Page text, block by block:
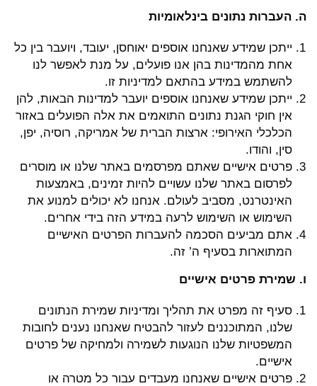
ה. העברות נתונים בינלאומיות
ייתכן שמידע שאנחנו אוספים יאוחסן, יעובד, ויועבר בין כל
אחת מהמדינות בהן אנו פועלים, על מנת לאפשר לנו
להשתמש במידע בהתאם למדיניות זו.
ייתכן שמידע שאנחנו אוספים יועבר למדינות הבאות, להן
אין חוקי הגנת נתונים התואמים את אלה הפועלים באזור
הכלכלי האירופי: ארצות הברית של אמריקה, רוסיה, יפן,
סין, והודו.
פרטים אישיים שאתם מפרסמים באתר שלנו או מוסרים
לפרסום באתר שלנו עשויים להיות זמינים, באמצעות
האינטרנט, מסביב לעולם. אנחנו לא יכולים למנוע את
השימוש או השימוש לרעה במידע הזה בידי אחרים.
אתם מביעים הסכמה להעברות הפרטים האישיים
המתוארות בסעיף ה’ זה.
ו. שמירת פרטים אישיים
סעיף זה מפרט את תהליך ומדיניות שמירת הנתונים
שלנו, המתוכננים לעזור להבטיח שאנחנו נענים לחובות
המשפטיות שלנו הנוגעות לשמירה ולמחיקה של פרטים
אישיים.
פרטים אישיים שאנחנו מעבדים עבור כל מטרה או